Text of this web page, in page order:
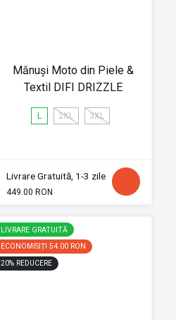
Mănuși Moto din Piele &
Textil DIFI DRIZZLE
L 2XL 3XL
Livrare Gratuită, 1-3 zile
449.00 RON
LIVRARE GRATUITĂ
ECONOMISIȚI 54.00 RON
20% REDUCERE